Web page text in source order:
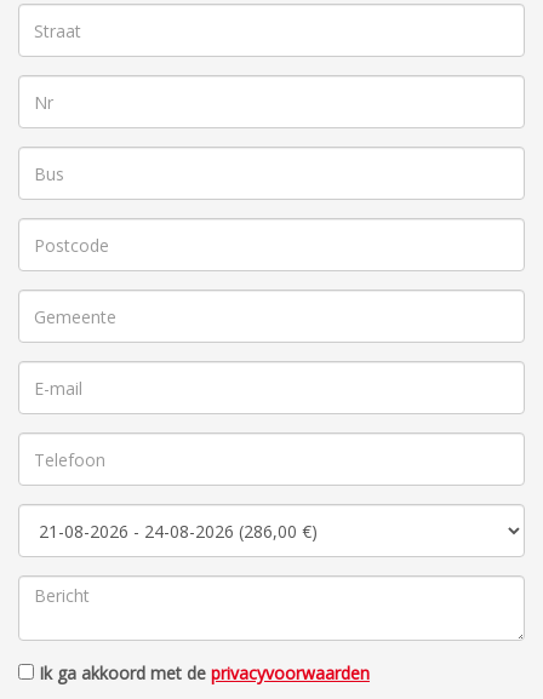
Ik ga akkoord met de privacyvoorwaarden